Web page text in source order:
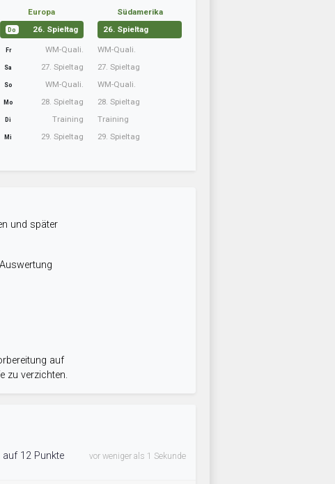
Europa
Do 26. Spieltag
Fr WM-Quali.
Sa 27. Spieltag
So WM-Quali.
Mo 28. Spieltag
Di Training
Mi 29. Spieltag
Südamerika
26. Spieltag
WM-Quali.
27. Spieltag
WM-Quali.
28. Spieltag
Training
29. Spieltag
und später
auf
zu verzichten.
auf 12 Punkte
vor weniger als 1 Sekunde